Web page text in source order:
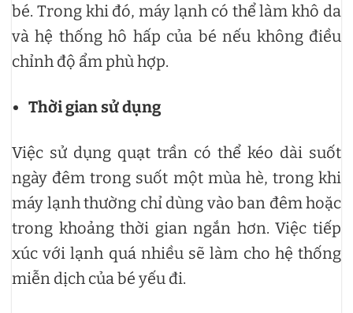
bé. Trong khi đó, máy lạnh có thể làm khô da
và hệ thống hô hấp của bé nếu không điều
chỉnh độ ẩm phù hợp.
Thời gian sử dụng
Việc sử dụng quạt trần có thể kéo dài suốt
ngày đêm trong suốt một mùa hè, trong khi
máy lạnh thường chỉ dùng vào ban đêm hoặc
trong khoảng thời gian ngắn hơn. Việc tiếp
xúc với lạnh quá nhiều sẽ làm cho hệ thống
miễn dịch của bé yếu đi.